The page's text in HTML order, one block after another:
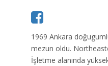
1969 Ankara
mezun oldu.
İşletme alanında